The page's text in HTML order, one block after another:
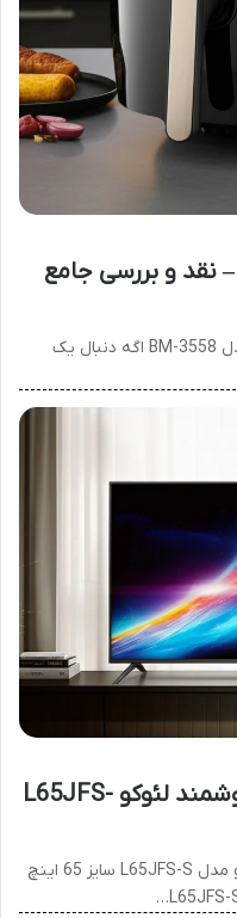
سرخ کن بیسمارک BM-3558 – نقد و بررسی جامع
نقد و بررسی سرخ کن ۷ لیتر بیسمارک مدل BM-3558 اگه دنبال یک
بررسی تلویزیون ال ای دی هوشمند لئوکو L65JFS-
بررسی تلویزیون ال ای دی هوشمند لئوکو مدل L65JFS-S سایز 65 اینچ